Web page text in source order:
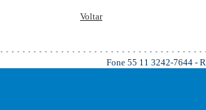
Voltar
Fone 55 11 3242-7644 -